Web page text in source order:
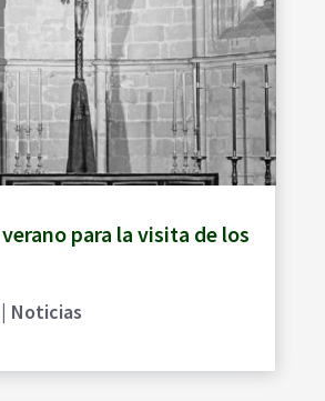
para la visita de los
Noticias